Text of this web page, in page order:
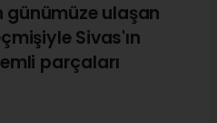
günümüze ulaşan
Sivas'ın
parçaları